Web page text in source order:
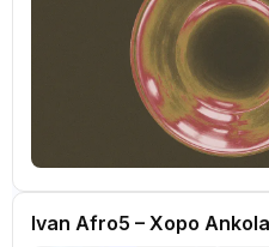
Ivan Afro5 – Xopo